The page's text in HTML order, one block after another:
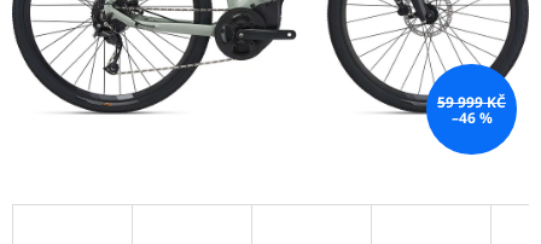
59 999 KČ
–46 %